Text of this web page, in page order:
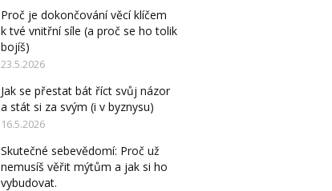
Proč je dokončování věcí klíčem
k tvé vnitřní síle (a proč se ho tolik
bojíš)
23.5.2026
Jak se přestat bát říct svůj názor
a stát si za svým (i v byznysu)
16.5.2026
Skutečné sebevědomí: Proč už
nemusíš věřit mýtům a jak si ho
vybudovat.